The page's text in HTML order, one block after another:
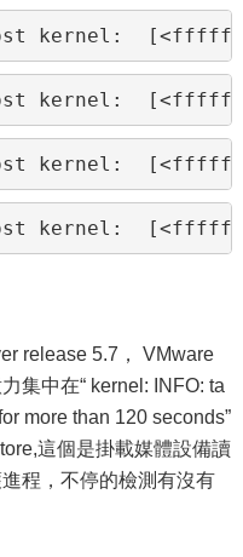
kernel:
kernel:
kernel:
kernel:
release 5.7， VMware
集中在“ kernel: INFO: ta
more than 120 seconds”
這個是掛載媒體設備讀
程，不停的檢測有沒有